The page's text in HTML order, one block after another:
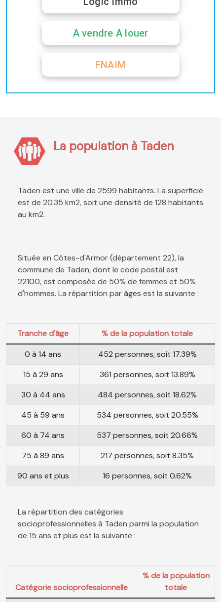
A vendre A louer
FNAIM
La population à Taden
Taden est une ville de 2599 habitants. La superficie
est de 20.35 km2, soit une densité de 128 habitants
au km2.
Située en Côtes-d'Armor (département 22), la
commune de Taden, dont le code postal est
22100, est composée de 50% de femmes et 50%
d'hommes. La répartition par âges est la suivante :
Tranche d'âge
% de la population totale
0 à 14 ans
452 personnes, soit 17.39%
15 à 29 ans
361 personnes, soit 13.89%
30 à 44 ans
484 personnes, soit 18.62%
45 à 59 ans
534 personnes, soit 20.55%
60 à 74 ans
537 personnes, soit 20.66%
75 à 89 ans
217 personnes, soit 8.35%
90 ans et plus
16 personnes, soit 0.62%
La répartition des catégories
socioprofessionnelles à Taden parmi la population
de 15 ans et plus est la suivante :
Catégorie socioprofessionnelle
% de la population
totale